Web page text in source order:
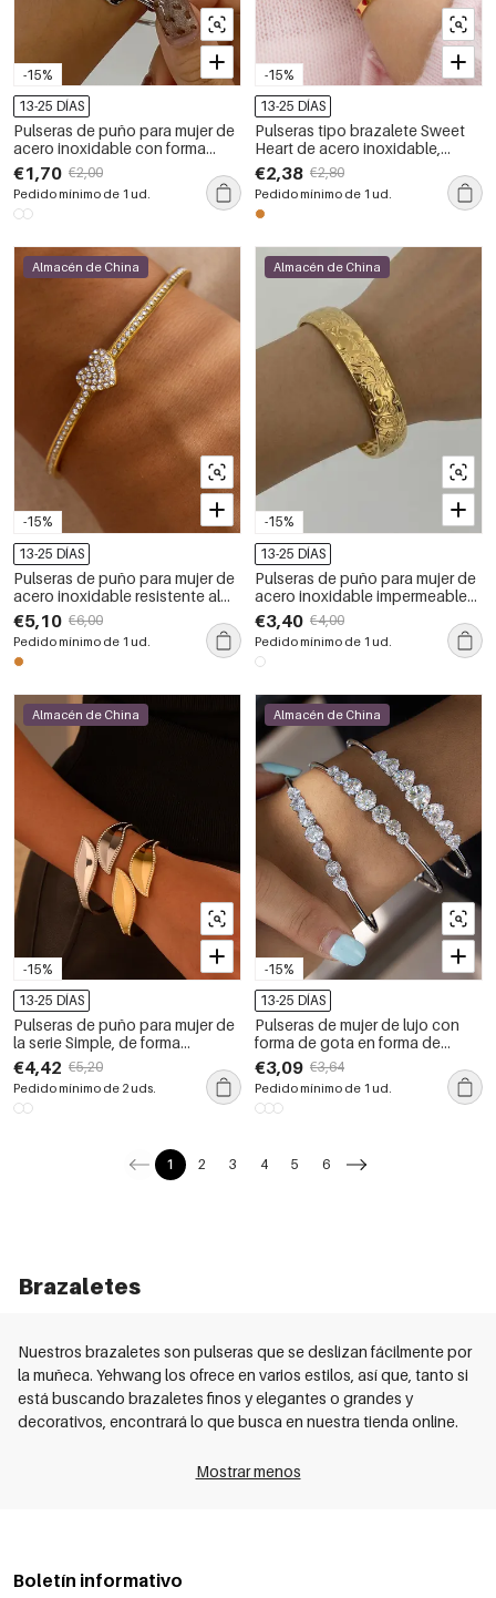
-15%
13-25 DÍAS
Pulseras de puño para mujer de
acero inoxidable con forma
geométrica, impermeables y de
color dorado.
€1,70 €2,00
Pedido mínimo de 1 ud.
-15%
13-25 DÍAS
Pulseras tipo brazalete Sweet
Heart de acero inoxidable,
impermeables y de color dorado
para mujer.
€2,38 €2,80
Pedido mínimo de 1 ud.
-15%
Almacén de China
13-25 DÍAS
Pulseras de puño para mujer de
acero inoxidable resistente al
agua, color dorado, con forma
de corazón.
€5,10 €6,00
Pedido mínimo de 1 ud.
-15%
Almacén de China
13-25 DÍAS
Pulseras de puño para mujer de
acero inoxidable impermeables
con diseño floral, color dorado.
€3,40 €4,00
Pedido mínimo de 1 ud.
-15%
Almacén de China
13-25 DÍAS
Pulseras de puño para mujer de
la serie Simple, de forma
irregular, de acero inoxidable,
impermeables y de color
dorado.
€4,42 €5,20
Pedido mínimo de 2 uds.
-15%
Almacén de China
13-25 DÍAS
Pulseras de mujer de lujo con
forma de gota en forma de
corazón, de acero inoxidable,
impermeables y con circonitas.
€3,09 €3,64
Pedido mínimo de 1 ud.
1 2 3 4 5 6
Brazaletes
Nuestros brazaletes son pulseras que se deslizan fácilmente por
la muñeca. Yehwang los ofrece en varios estilos, así que, tanto si
está buscando brazaletes finos y elegantes o grandes y
decorativos, encontrará lo que busca en nuestra tienda online.
Mostrar menos
Boletín informativo